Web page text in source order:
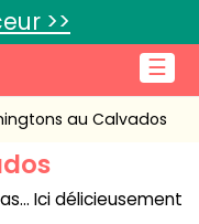
☰
>>
au Calvados
Ici délicieusement